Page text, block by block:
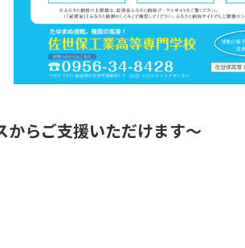
からご支援いただけます～